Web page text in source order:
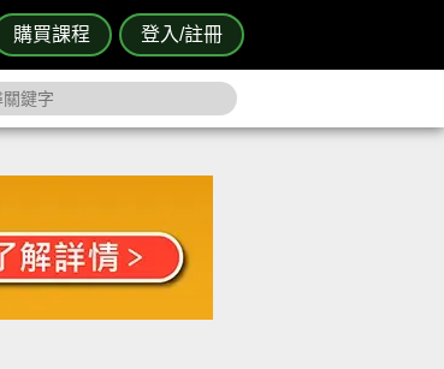
購買課程 登入/註冊